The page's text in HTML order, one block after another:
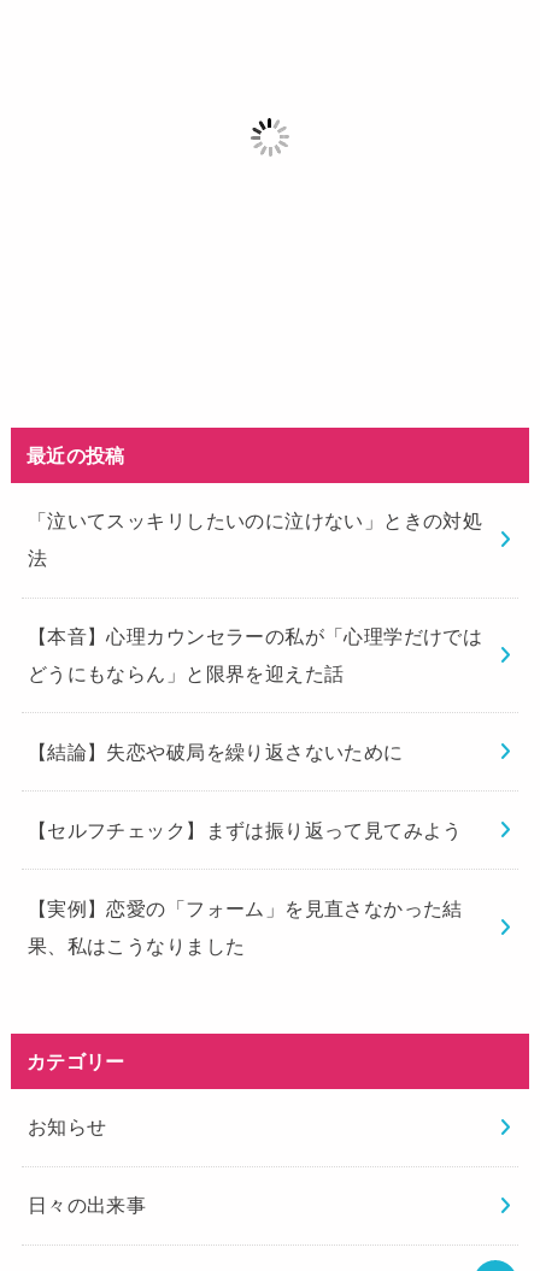
最近の投稿
「泣いてスッキリしたいのに泣けない」ときの対処
法
【本音】心理カウンセラーの私が「心理学だけでは
どうにもならん」と限界を迎えた話
【結論】失恋や破局を繰り返さないために
【セルフチェック】まずは振り返って見てみよう
【実例】恋愛の「フォーム」を見直さなかった結
果、私はこうなりました
カテゴリー
お知らせ
日々の出来事